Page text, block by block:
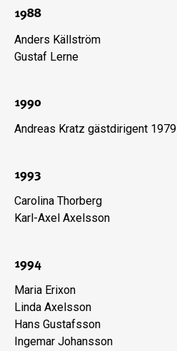
1988
Anders Källström
Gustaf Lerne
1990
Andreas Kratz gästdirigent 1979
1993
Carolina Thorberg
Karl-Axel Axelsson
1994
Maria Erixon
Linda Axelsson
Hans Gustafsson
Ingemar Johansson